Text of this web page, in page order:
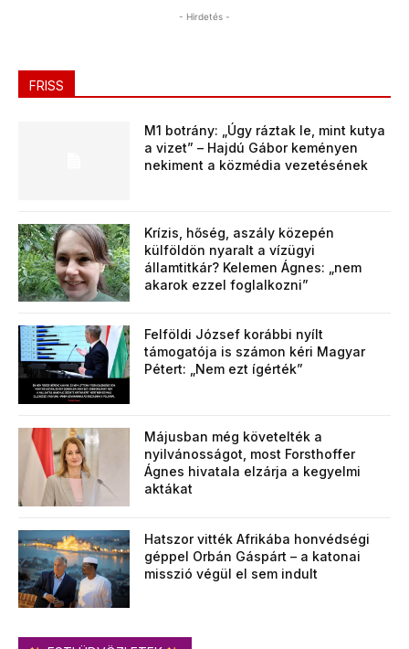
- Hirdetés -
FRISS
M1 botrány: „Úgy ráztak le, mint kutya
a vizet” – Hajdú Gábor keményen
nekiment a közmédia vezetésének
Krízis, hőség, aszály közepén
külföldön nyaralt a vízügyi
államtitkár? Kelemen Ágnes: „nem
akarok ezzel foglalkozni”
Felföldi József korábbi nyílt
támogatója is számon kéri Magyar
Pétert: „Nem ezt ígérték”
Májusban még követelték a
nyilvánosságot, most Forsthoffer
Ágnes hivatala elzárja a kegyelmi
aktákat
Hatszor vitték Afrikába honvédségi
géppel Orbán Gáspárt – a katonai
misszió végül el sem indult